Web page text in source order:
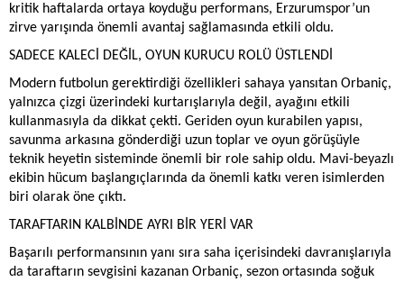
kritik haftalarda ortaya koyduğu performans, Erzurumspor’un
zirve yarışında önemli avantaj sağlamasında etkili oldu.
SADECE KALECİ DEĞİL, OYUN KURUCU ROLÜ ÜSTLENDİ
Modern futbolun gerektirdiği özellikleri sahaya yansıtan Orbaniç,
yalnızca çizgi üzerindeki kurtarışlarıyla değil, ayağını etkili
kullanmasıyla da dikkat çekti. Geriden oyun kurabilen yapısı,
savunma arkasına gönderdiği uzun toplar ve oyun görüşüyle
teknik heyetin sisteminde önemli bir role sahip oldu. Mavi-beyazlı
ekibin hücum başlangıçlarında da önemli katkı veren isimlerden
biri olarak öne çıktı.
TARAFTARIN KALBİNDE AYRI BİR YERİ VAR
Başarılı performansının yanı sıra saha içerisindeki davranışlarıyla
da taraftarın sevgisini kazanan Orbaniç, sezon ortasında soğuk